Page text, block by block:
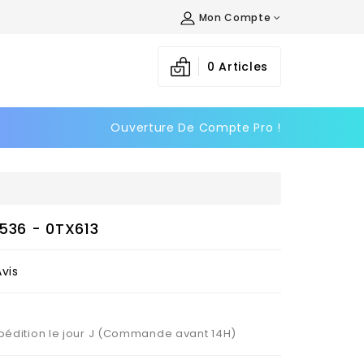
Mon Compte
0 Articles
Ouverture De Compte Pro !
- 0TX613
le jour J (Commande avant 14H)